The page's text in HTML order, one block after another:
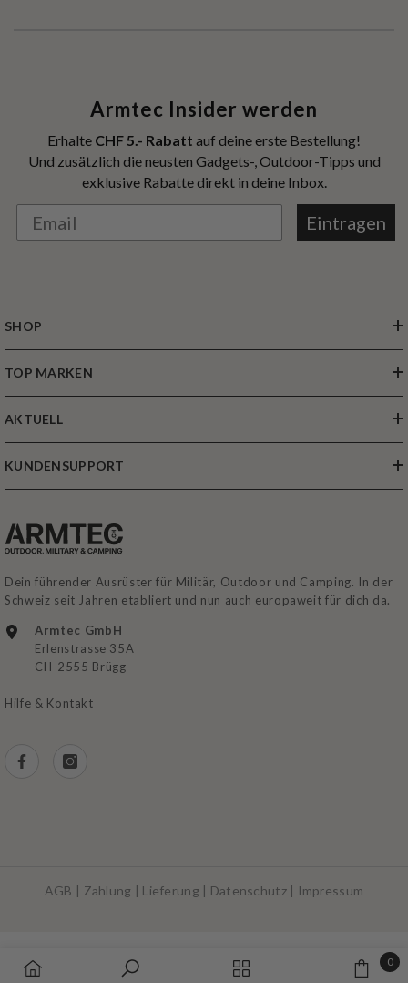
Armtec Insider werden
Erhalte CHF 5.- Rabatt auf deine erste Bestellung!
Und zusätzlich die neusten Gadgets-, Outdoor-Tipps und
exklusive Rabatte direkt in deine Inbox.
Eintragen
SHOP
TOP MARKEN
AKTUELL
KUNDENSUPPORT
Dein führender Ausrüster für Militär, Outdoor und Camping. In der
Schweiz seit Jahren etabliert und nun auch europaweit für dich da.
Armtec GmbH
Erlenstrasse 35A
CH-2555 Brügg
Hilfe & Kontakt
AGB | Zahlung | Lieferung | Datenschutz| Impressum
0